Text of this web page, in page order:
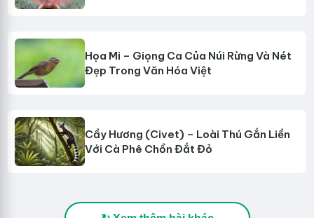
Họa Mi – Giọng Ca Của Núi Rừng Và Nét
Đẹp Trong Văn Hóa Việt
Cầy Hương (Civet) – Loài Thú Gắn Liền
Với Cà Phê Chồn Đắt Đỏ